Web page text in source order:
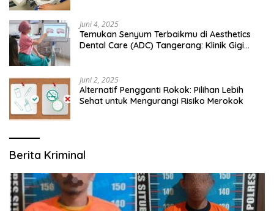
Juni 4, 2025
Temukan Senyum Terbaikmu di Aesthetics
Dental Care (ADC) Tangerang: Klinik Gigi
Juni 2, 2025
Alternatif Pengganti Rokok: Pilihan Lebih
Sehat untuk Mengurangi Risiko Merokok
Berita Kriminal